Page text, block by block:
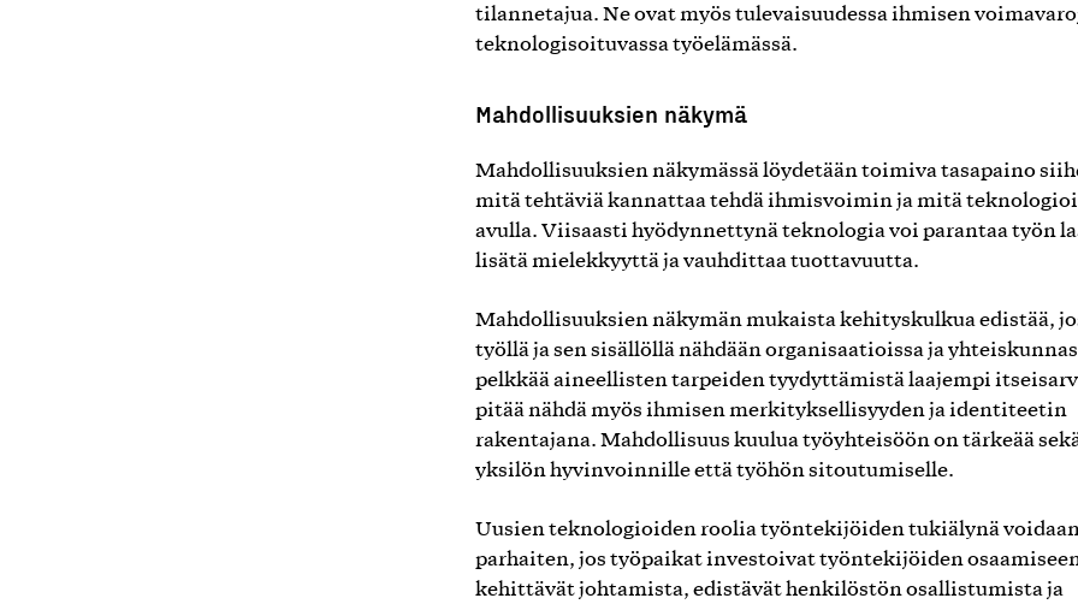
tilannetajua. Ne ovat myös tulevaisuudessa ihmisen
teknologisoituvassa työelämässä.
Mahdollisuuksien näkymä
Mahdollisuuksien näkymässä löydetään toimiva tasapaino
mitä tehtäviä kannattaa tehdä ihmisvoimin ja mitä
avulla. Viisaasti hyödynnettynä teknologia voi parantaa työn
lisätä mielekkyyttä ja vauhdittaa tuottavuutta.
Mahdollisuuksien näkymän mukaista kehityskulkua edistää,
työllä ja sen sisällöllä nähdään organisaatioissa ja
pelkkää aineellisten tarpeiden tyydyttämistä laajempi
pitää nähdä myös ihmisen merkityksellisyyden ja identiteetin
rakentajana. Mahdollisuus kuulua työyhteisöön on tärkeää
yksilön hyvinvoinnille että työhön sitoutumiselle.
Uusien teknologioiden roolia työntekijöiden tukiälynä
parhaiten, jos työpaikat investoivat työntekijöiden
kehittävät johtamista, edistävät henkilöstön osallistumista ja